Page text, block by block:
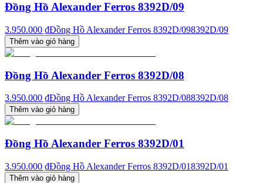
Đồng Hồ Alexander Ferros 8392D/09
3.950.000 ₫Đồng Hồ Alexander Ferros 8392D/098392D/09
Thêm vào giỏ hàng
Đồng Hồ Alexander Ferros 8392D/08
3.950.000 ₫Đồng Hồ Alexander Ferros 8392D/088392D/08
Thêm vào giỏ hàng
Đồng Hồ Alexander Ferros 8392D/01
3.950.000 ₫Đồng Hồ Alexander Ferros 8392D/018392D/01
Thêm vào giỏ hàng